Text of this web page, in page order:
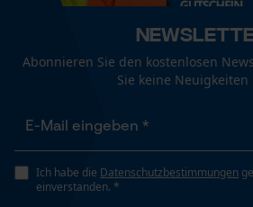
Abonnieren Sie den kostenlosen
Sie keine Neuigkeiten
Ich habe die Datenschutzbestimmungen
einverstanden. *